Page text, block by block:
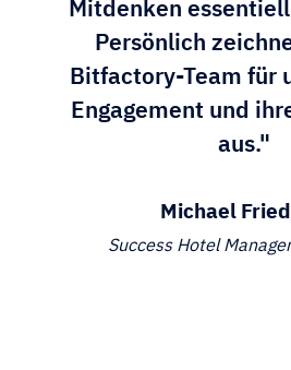
Mitdenken
Persönlich
Bitfactory-Team für
Engagement und
aus."
Michael
Success Hotel